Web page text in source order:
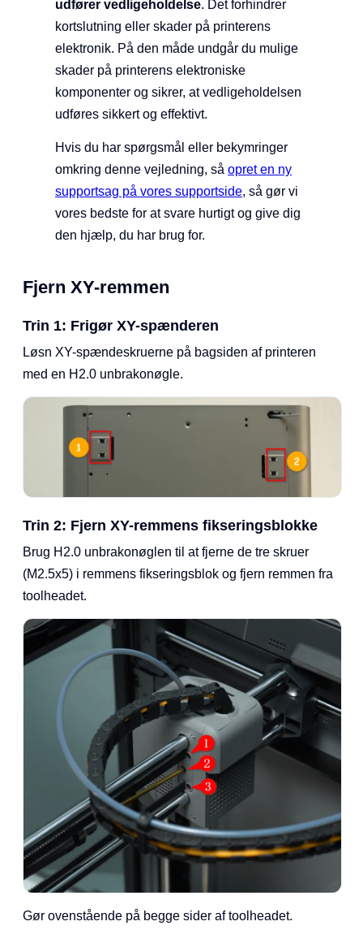
udfører vedligeholdelse. Det forhindrer
kortslutning eller skader på printerens
elektronik. På den måde undgår du mulige
skader på printerens elektroniske
komponenter og sikrer, at vedligeholdelsen
udføres sikkert og effektivt.
Hvis du har spørgsmål eller bekymringer
omkring denne vejledning, så opret en ny
supportsag på vores supportside, så gør vi
vores bedste for at svare hurtigt og give dig
den hjælp, du har brug for.
Fjern XY-remmen
Trin 1: Frigør XY-spænderen
Løsn XY-spændeskruerne på bagsiden af printeren
med en H2.0 unbrakonøgle.
Trin 2: Fjern XY-remmens fikseringsblokke
Brug H2.0 unbrakonøglen til at fjerne de tre skruer
(M2.5x5) i remmens fikseringsblok og fjern remmen fra
toolheadet.
Gør ovenstående på begge sider af toolheadet.